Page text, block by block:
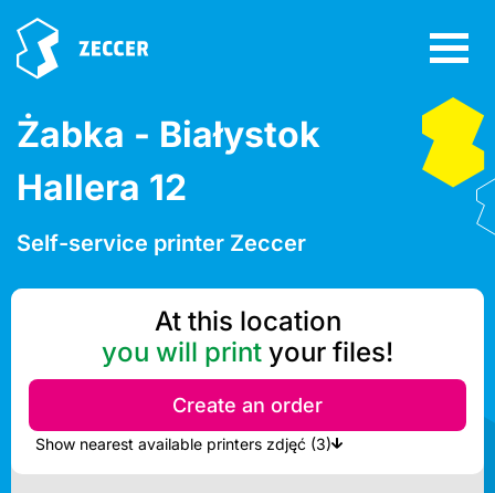
Żabka - Białystok
Hallera 12
Self-service printer Zeccer
At this location
you will print your files!
Create an order
Show nearest available printers zdjęć (3)